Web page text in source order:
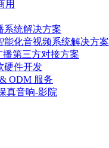
用
系统解决方案
能化音视频系统解决方案
播第三方对接方案
硬件开发
ODM 服务
真音响-影院